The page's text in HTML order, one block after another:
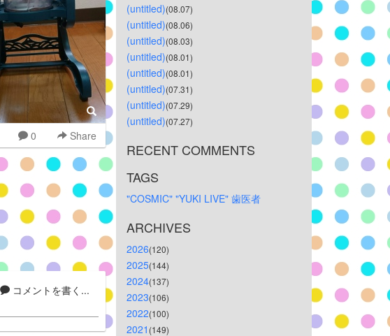
0 Share
コメントを書く...
(untitled)(08.07)
(untitled)(08.06)
(untitled)(08.03)
(untitled)(08.01)
(untitled)(08.01)
(untitled)(07.31)
(untitled)(07.29)
(untitled)(07.27)
RECENT COMMENTS
TAGS
"COSMIC" "YUKI LIVE" 歯医者
ARCHIVES
2026(120)
2025(144)
2024(137)
2023(106)
2022(100)
2021 (149)